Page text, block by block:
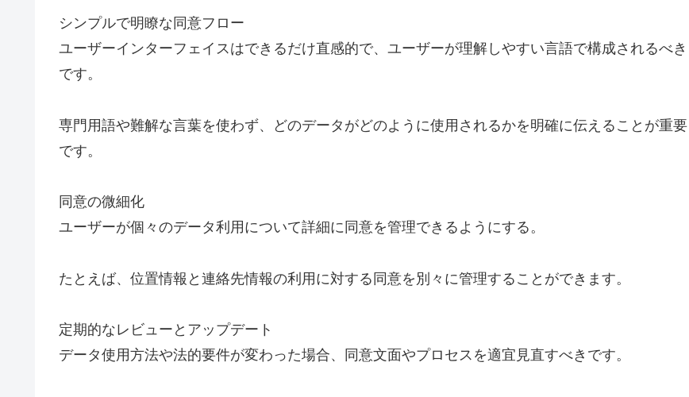
シンプルで明瞭な同意フロー
ユーザーインターフェイスはできるだけ直感的で、ユーザーが理解しやすい言語で構成されるべき
です。
専門用語や難解な言葉を使わず、どのデータがどのように使用されるかを明確に伝えることが重要
です。
同意の微細化
ユーザーが個々のデータ利用について詳細に同意を管理できるようにする。
たとえば、位置情報と連絡先情報の利用に対する同意を別々に管理することができます。
定期的なレビューとアップデート
データ使用方法や法的要件が変わった場合、同意文面やプロセスを適宜見直すべきです。